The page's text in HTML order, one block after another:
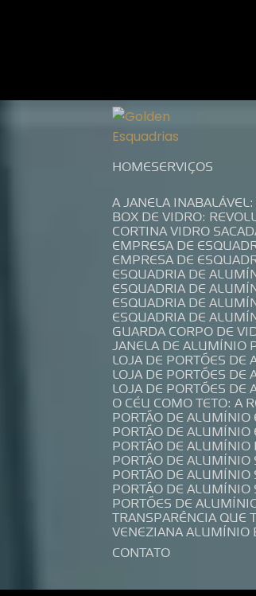
HOME SERVIÇOS
A JANELA
BOX DE VIDRO:
CORTINA VIDRO
EMPRESA DE
EMPRESA DE
ESQUADRIA DE
ESQUADRIA DE
ESQUADRIA DE
ESQUADRIA DE
GUARDA CORPO DE
JANELA DE ALUMÍNIO
LOJA DE PORTÕES
LOJA DE PORTÕES
LOJA DE PORTÕES
O CÉU COMO TETO:
PORTÃO DE
PORTÃO DE
PORTÃO DE
PORTÃO DE
PORTÃO DE
PORTÃO DE
PORTÕES DE
TRANSPARÊNCIA
VENEZIANA
CONTATO